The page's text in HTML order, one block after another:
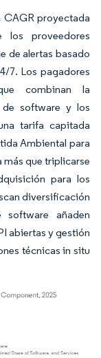
CAGR proyectada
proveedores
de alertas basado
7. Los pagadores
combinan la
de software y los
tarifa capitada
Ambiental para
más que triplicarse
para los
diversificación
añaden
abiertas y gestión
técnicas in situ